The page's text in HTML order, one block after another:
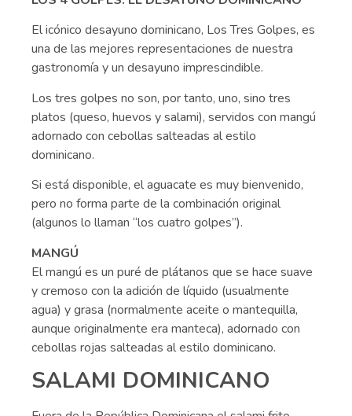
El icónico desayuno dominicano, Los Tres Golpes, es
una de las mejores representaciones de nuestra
gastronomía y un desayuno imprescindible.
Los tres golpes no son, por tanto, uno, sino tres
platos (queso, huevos y salami), servidos con mangú
adornado con cebollas salteadas al estilo
dominicano.
Si está disponible, el aguacate es muy bienvenido,
pero no forma parte de la combinación original
(algunos lo llaman “los cuatro golpes”).
MANGÚ
El mangú es un puré de plátanos que se hace suave
y cremoso con la adición de líquido (usualmente
agua) y grasa (normalmente aceite o mantequilla,
aunque originalmente era manteca), adornado con
cebollas rojas salteadas al estilo dominicano.
SALAMI DOMINICANO